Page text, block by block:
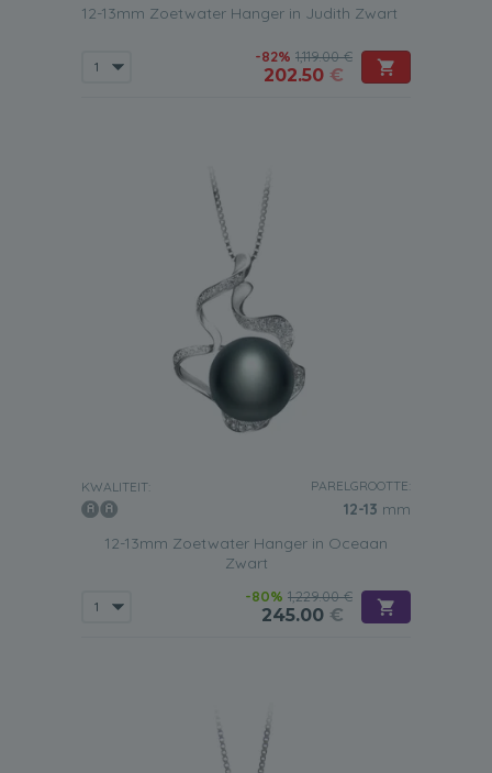
12-13mm Zoetwater Hanger in Judith Zwart
-82% 1,119.00 €
202.50 €
KWALITEIT: PARELGROOTTE:
12-13 mm
12-13mm Zoetwater Hanger in Oceaan
Zwart
-80% 1,229.00 €
245.00 €